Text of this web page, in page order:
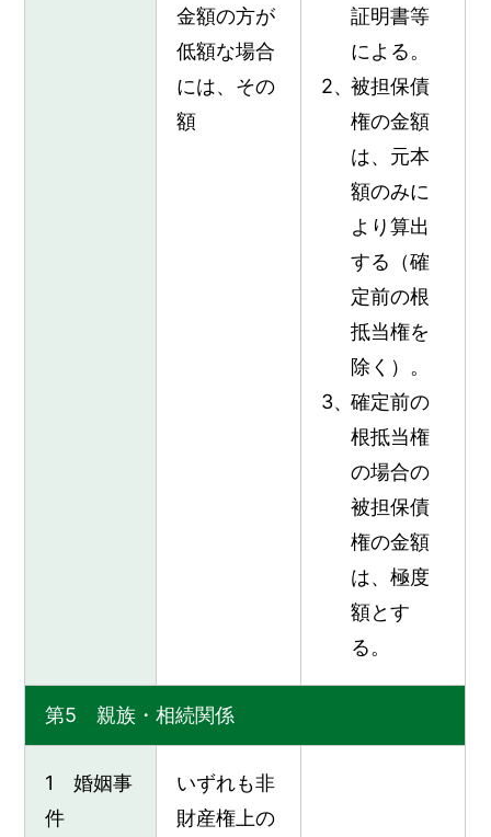
金額の方が
低額な場合
には、その
額
証明書等
による。
被担保債
権の金額
は、元本
額のみに
より算出
する（確
定前の根
抵当権を
除く）。
確定前の
根抵当権
の場合の
被担保債
権の金額
は、極度
額とす
る。
第5 親族・相続関係
1 婚姻事
件
いずれも非
財産権上の